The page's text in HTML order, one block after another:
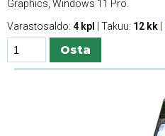
Graphics, Windows 11 Pro.
Varastosaldo: 4 kpl | Takuu: 12 kk